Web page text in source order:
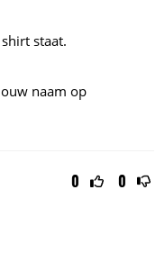
staat.
naam op
0 0